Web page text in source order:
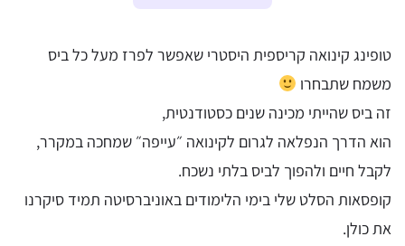
טופינג קינואה קריספית היסטרי שאפשר לפרז מעל כל ביס
משמח שתבחרו
זה ביס שהייתי מכינה שנים כסטודנטית,
הוא הדרך הנפלאה לגרום לקינואה ״עייפה״ שמחכה במקרר,
לקבל חיים ולהפוך לביס בלתי נשכח.
קופסאות הסלט שלי בימי הלימודים באוניברסיטה תמיד סיקרנו
את כולן.